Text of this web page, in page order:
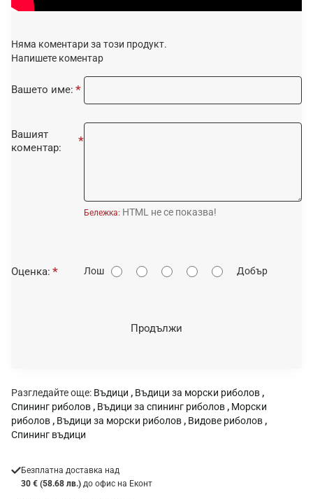
Няма коментари за този продукт.
Напишете коментар
Вашето име:
Вашият
коментар:
Бележка: HTML не се показва!
О
Оценка: Лош Добър
Продължи
Разгледайте още: Въдици , Въдици за морски риболов ,
Спининг риболов , Въдици за спининг риболов , Морски
риболов , Въдици за морски риболов , Видове риболов ,
Спининг въдици
Безплатна доставка над
30 € (58.68 лв.) до офис на Еконт